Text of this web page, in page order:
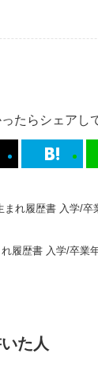
ったらシェアし
まれ履歴書 入学/卒
履歴書 入学/卒業
た人